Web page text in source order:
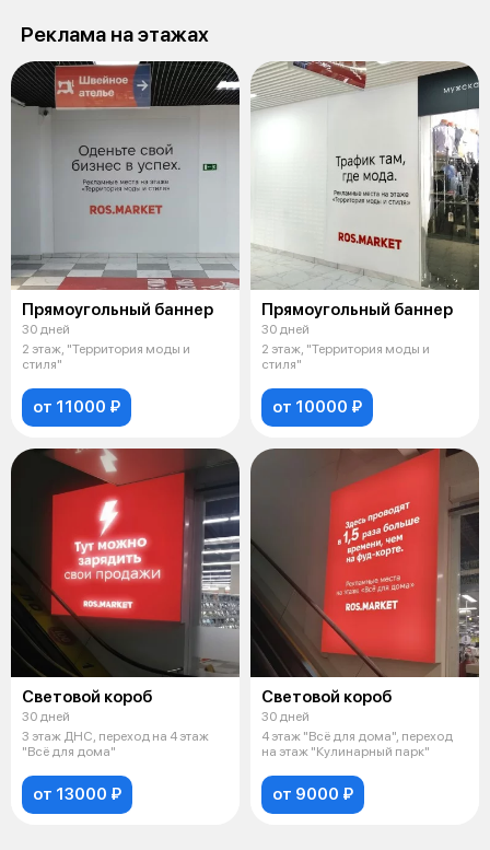
Реклама на этажах
Прямоугольный баннер
30 дней
2 этаж, "Территория моды и
стиля"
от 11000 ₽
Прямоугольный баннер
30 дней
2 этаж, "Территория моды и
стиля"
от 10000 ₽
Световой короб
30 дней
3 этаж ДНС, переход на 4 этаж
"Всё для дома"
от 13000 ₽
Световой короб
30 дней
4 этаж "Всё для дома", переход
на этаж "Кулинарный парк"
от 9000 ₽